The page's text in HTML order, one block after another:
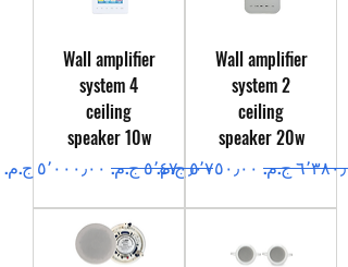
Wall amplifier
system 2
ceiling
speaker 20w
عادي
سعر البيع
Wall amplifier
system 4
ceiling
speaker 10w
سعر عادي
سعر البيع